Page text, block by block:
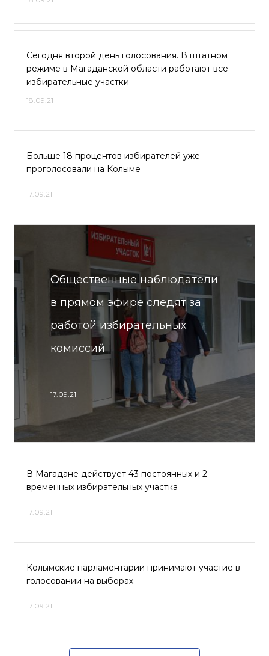
Сегодня второй день голосования. В штатном
режиме в Магаданской области работают все
избирательные участки
18.09.21
Больше 18 процентов избирателей уже
проголосовали на Колыме
17.09.21
Общественные наблюдатели
в прямом эфире следят за
работой избирательных
комиссий
17.09.21
В Магадане действует 43 постоянных и 2
временных избирательных участка
17.09.21
Колымские парламентарии принимают участие в
голосовании на выборах
17.09.21